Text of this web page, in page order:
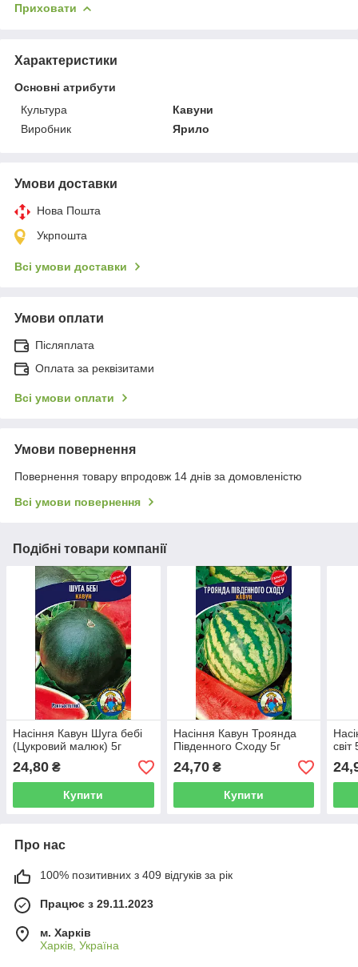
Приховати
Характеристики
Основні атрибути
Культура
Кавуни
Виробник
Ярило
Умови доставки
Нова Пошта
Укрпошта
Всі умови доставки
Умови оплати
Післяплата
Оплата за реквізитами
Всі умови оплати
Умови повернення
Повернення товару впродовж 14 днів за домовленістю
Всі умови повернення
Подібні товари компанії
Насіння Кавун Шуга бебі
(Цукровий малюк) 5г
24,80 ₴
Купити
Насіння Кавун Троянда
Південного Сходу 5г
24,70₴
Купити
світ
Про нас
100% позитивних з 409 відгуків за рік
Працює з 29.11.2023
м. Харків
Харків, Україна